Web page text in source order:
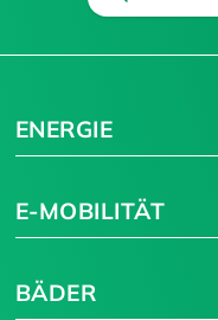
ENERGIE
E-MOBILITÄT
BÄDER